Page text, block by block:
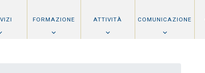
FORMAZIONE ATTIVITÀ COMUNICAZIONE